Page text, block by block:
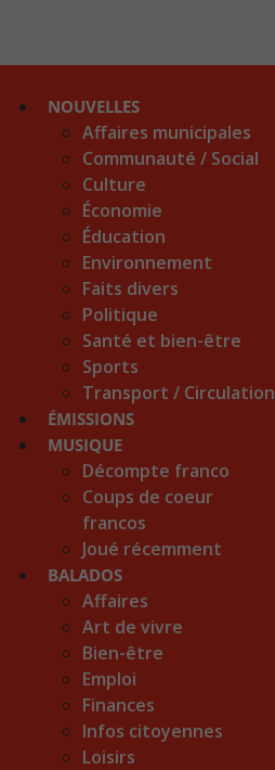
NOUVELLES
Affaires municipales
Communauté / Social
Culture
Économie
Éducation
Environnement
Faits divers
Politique
Santé et bien-être
Sports
Transport / Circulation
ÉMISSIONS
MUSIQUE
Décompte franco
Coups de coeur
francos
Joué récemment
BALADOS
Affaires
Art de vivre
Bien-être
Emploi
Finances
Infos citoyennes
Loisirs